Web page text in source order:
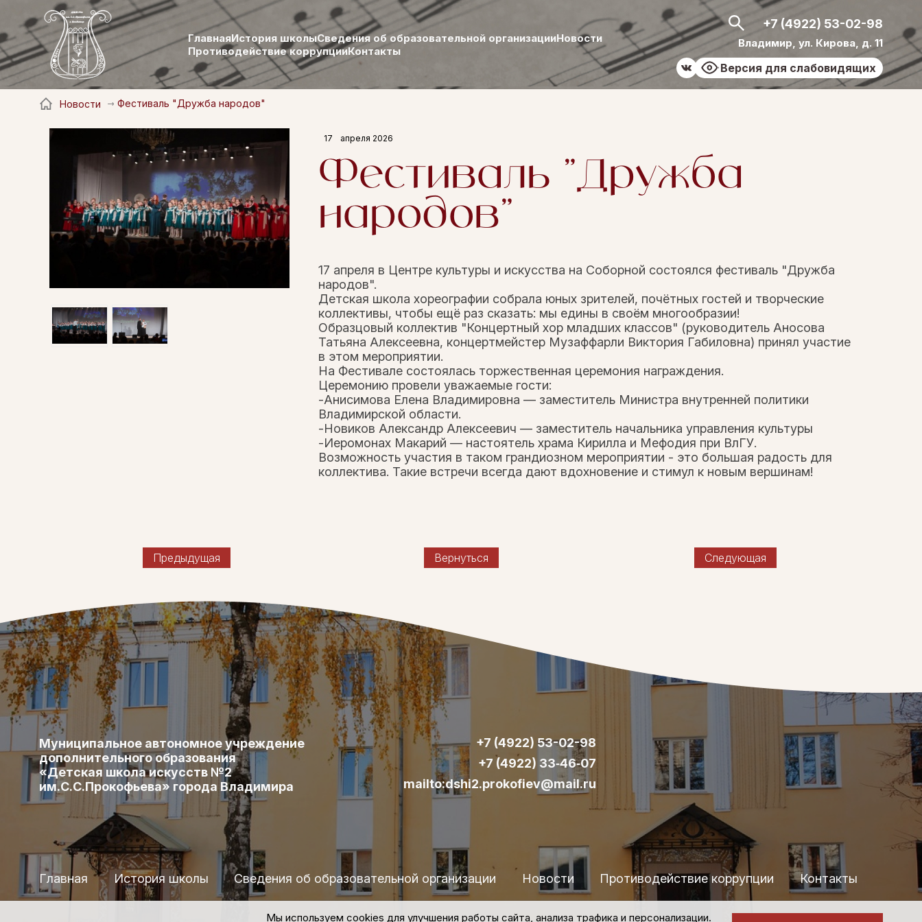
Мы используем cookies для улучшения работы сайта, анализа трафика и персонализации.
ГлавнаяИстория школыСведения об образовательной организацииНовости
Противодействие коррупцииКонтакты
Версия для слабовидящих
+7 (4922) 53-02-98
Владимир, ул. Кирова, д. 11
Новости Фестиваль "Дружба народов"
17 апреля 2026
Фестиваль "Дружба
народов"
17 апреля в Центре культуры и искусства на Соборной состоялся фестиваль "Дружба
народов".
Детская школа хореографии собрала юных зрителей, почётных гостей и творческие
коллективы, чтобы ещё раз сказать: мы едины в своём многообразии!
Образцовый коллектив "Концертный хор младших классов" (руководитель Аносова
Татьяна Алексеевна, концертмейстер Музаффарли Виктория Габиловна) принял участие
в этом мероприятии.
На Фестивале состоялась торжественная церемония награждения.
Церемонию провели уважаемые гости:
-Анисимова Елена Владимировна — заместитель Министра внутренней политики
Владимирской области.
-Новиков Александр Алексеевич — заместитель начальника управления культуры
-Иеромонах Макарий — настоятель храма Кирилла и Мефодия при ВлГУ.
Возможность участия в таком грандиозном мероприятии - это большая радость для
коллектива. Такие встречи всегда дают вдохновение и стимул к новым вершинам!
Предыдущая Вернуться Следующая
Муниципальное автономное учреждение
дополнительного образования
«Детская школа искусств №2
им.С.С.Прокофьева» города Владимира
+7 (4922) 53-02-98
+7 (4922) 33‑46‑07
mailto:dshi2.prokofiev@mail.ru
Главная История школы Сведения об образовательной организации Новости Противодействие коррупции Контакты